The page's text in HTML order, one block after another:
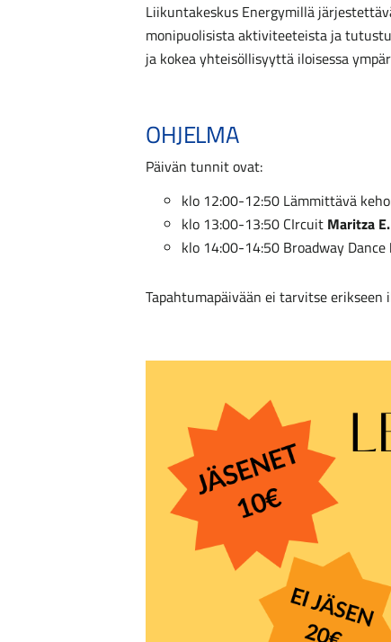
Liikuntakeskus Energymillä
monipuolisista aktiviteeteista ja
ja kokea yhteisöllisyyttä iloisessa
OHJELMA
Päivän tunnit ovat:
klo 12:00-12:50 Lämmittävä
klo 13:00-13:50 CIrcuit Maritza E.
klo 14:00-14:50 Broadway Dance
Tapahtumapäivään ei tarvitse